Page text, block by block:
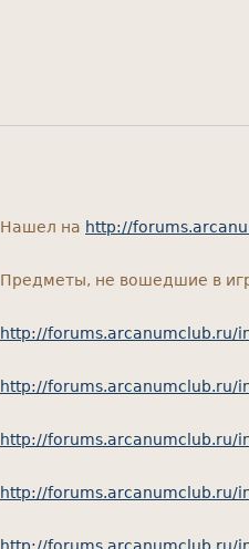
Нашел на http://
Предметы, не вошедшие в
http://forums.arcanumclub.ru/
http://forums.arcanumclub.ru/
http://forums.arcanumclub.ru/
http://forums.arcanumclub.ru/